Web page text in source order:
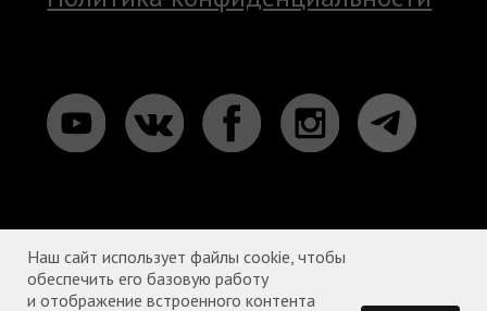
Наш сайт использует файлы cookie, чтобы
обеспечить его базовую работу
и отображение встроенного контента